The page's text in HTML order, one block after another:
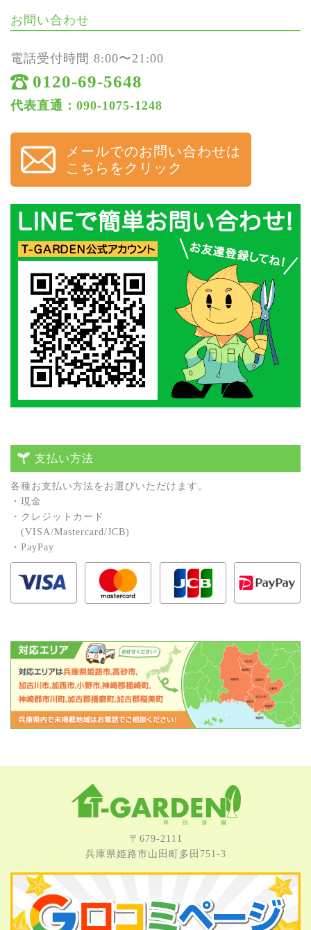
お問い合わせ
電話受付時間 8:00〜21:00
0120-69-5648
代表直通：090-1075-1248
メールでのお問い合わせは
こちらをクリック
支払い方法
各種お⽀払い⽅法をお選びいただけます。
・現⾦
・クレジットカード
(VISA/Mastercard/JCB)
・PayPay
〒679-2111
兵庫県姫路市⼭⽥町多⽥751-3